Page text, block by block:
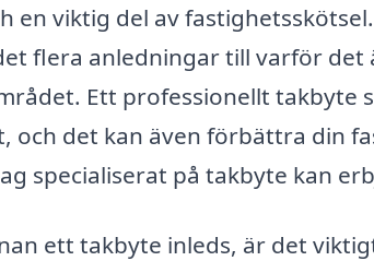
en viktig del av
flera anledningar till varför
Ett professionellt takbyte
och det kan även förbättra din
specialiserat på takbyte kan
ett takbyte inleds, är det